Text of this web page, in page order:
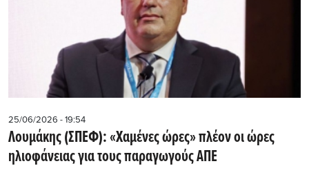
25/06/2026 - 19:54
Λουμάκης (ΣΠΕΦ): «Χαμένες ώρες» πλέον οι ώρες
ηλιοφάνειας για τους παραγωγούς ΑΠΕ